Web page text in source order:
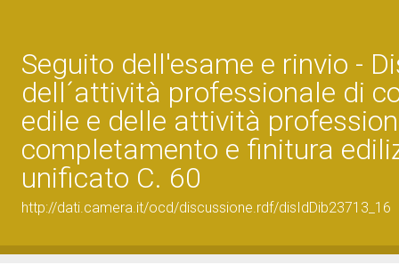
Seguito dell'esame e rinvio -
dell´attività professionale di
edile e delle attività
completamento e finitura
unificato C. 60
http://dati.camera.it/ocd/discussione.rdf/disIdDib23713_16